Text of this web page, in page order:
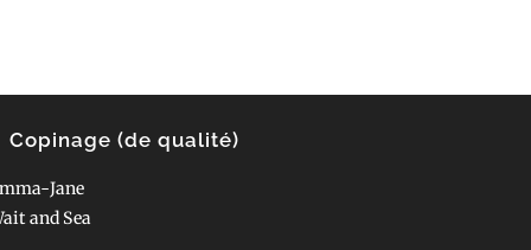
Copinage (de qualité)
Jane
and Sea